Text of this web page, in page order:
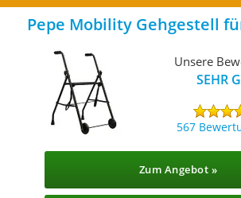
Pepe Mobility Gehgestell
Unsere
SEHR
567
Zum Angebot »